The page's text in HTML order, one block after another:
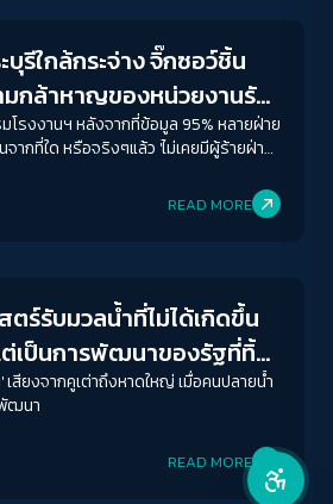
รีใกล้กระจ่าง จิ๊กซอว์ชิ้น
กล้าหาญของหน่วยงานรัฐ
พิษ
โรงงานฯ หลังจากที่ข้อมูล 95% หลายฝ่าย
ากที่ใด หรือจริงๆแล้ว 'ไม่เคยมีผู้ร้ายฝ่าย
READ MORE
ตร์รับมวลน้ำที่ไม่ได้เกิดขึ้น
เป็นการพัฒนาของรัฐที่ทิ้ง
สียงจากคูเต่าถึงหาดใหญ่ เมื่อคนปลายน้ำ
ฒนา
READ MORE
สต์สูง
ดำ
าพ
อนไหว